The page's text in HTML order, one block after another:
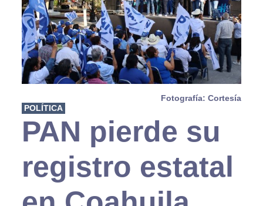
Fotografía: Cortesía
POLÍTICA
PAN pierde su
registro estatal